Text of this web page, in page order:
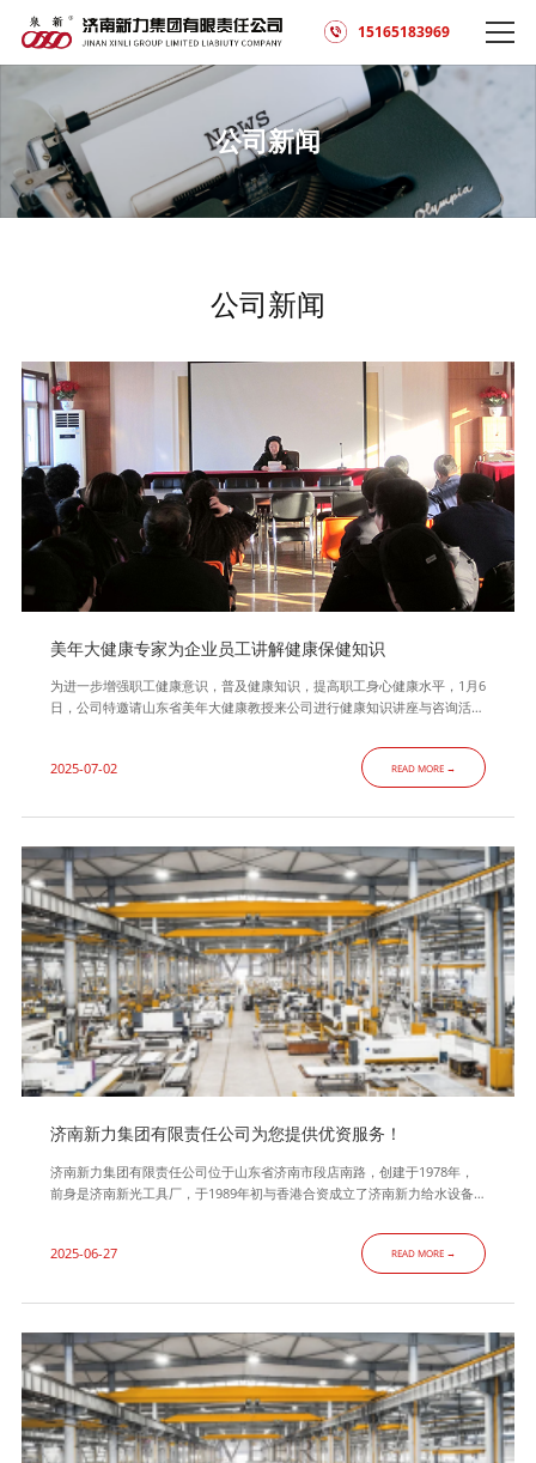
15165183969
公司新闻
公司新闻
美年大健康专家为企业员工讲解健康保健知识
为进一步增强职工健康意识，普及健康知识，提高职工身心健康水平，1月6
日，公司特邀请山东省美年大健康教授来公司进行健康知识讲座与咨询活动
限酒、保证适量运动、拥有健康心理、防范职业病等内容，结合具体事例，
为员工深入浅出的讲解了日常保健知识。整个培训的内容具有理论性、实践
知
2025-07-02 READ MORE →
济南新力集团有限责任公司为您提供优资服务！
济南新力集团有限责任公司位于山东省济南市段店南路，创建于1978年，
前身是济南新光工具厂，于1989年初与香港合资成立了济南新力给水设备
有限责任公司,是一家综合性的集科研、设计、加工、安装、调试于一体的
大型专业换热器、压力容器制造企业，主营业务为D1、D2级压力容器、换
热器、智能换热机组、水处理设备、供水设备、石化、电力设备的设计
2025-06-27 READ MORE →